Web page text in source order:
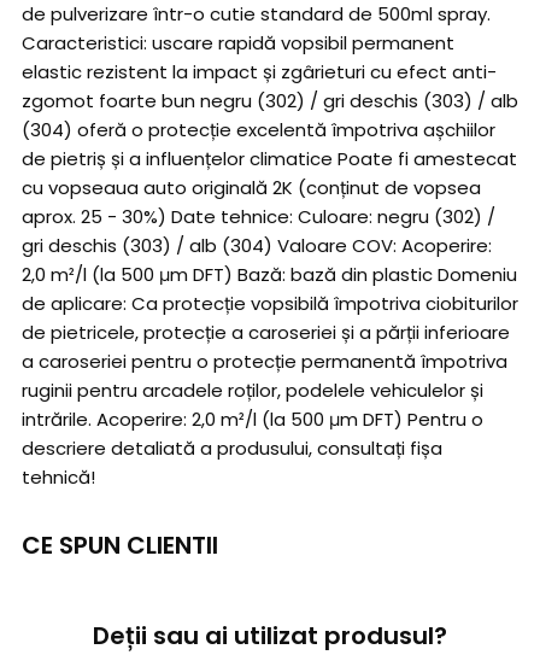
de pulverizare într-o cutie standard de 500ml spray.
Caracteristici: uscare rapidă vopsibil permanent
elastic rezistent la impact și zgârieturi cu efect anti-
zgomot foarte bun negru (302) / gri deschis (303) / alb
(304) oferă o protecție excelentă împotriva așchiilor
de pietriș și a influențelor climatice Poate fi amestecat
cu vopseaua auto originală 2K (conținut de vopsea
aprox. 25 - 30%) Date tehnice: Culoare: negru (302) /
gri deschis (303) / alb (304) Valoare COV: Acoperire:
2,0 m²/l (la 500 μm DFT) Bază: bază din plastic Domeniu
de aplicare: Ca protecție vopsibilă împotriva ciobiturilor
de pietricele, protecție a caroseriei și a părții inferioare
a caroseriei pentru o protecție permanentă împotriva
ruginii pentru arcadele roților, podelele vehiculelor și
intrările. Acoperire: 2,0 m²/l (la 500 μm DFT) Pentru o
descriere detaliată a produsului, consultați fișa
tehnică!
CE SPUN CLIENTII
Deții sau ai utilizat produsul?